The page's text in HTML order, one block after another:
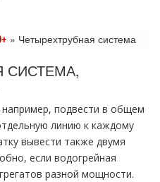
» Четырехтрубная система
СИСТЕМА,
подвести в общем
линию к каждому
вывести также двумя
если водогрейная
разной мощности.